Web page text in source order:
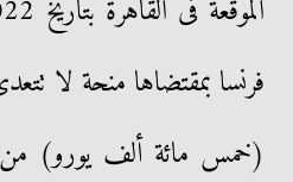
(خمس مائة ألف يورو) من